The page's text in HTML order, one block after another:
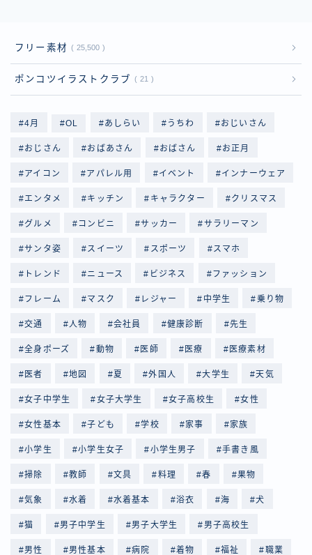
フリー素材 25,500
ポンコツイラストクラブ 21
4月 OL あしらい うちわ おじいさん
おじさん おばあさん おばさん お正月
アイコン アパレル用 イベント インナーウェア
エンタメ キッチン キャラクター クリスマス
グルメ コンビニ サッカー サラリーマン
サンタ姿 スイーツ スポーツ スマホ
トレンド ニュース ビジネス ファッション
フレーム マスク レジャー 中学生 乗り物
交通 人物 会社員 健康診断 先生
全身ポーズ 動物 医師 医療 医療素材
医者 地図 夏 外国人 大学生 天気
女子中学生 女子大学生 女子高校生 女性
女性基本 子ども 学校 家事 家族
小学生 小学生女子 小学生男子 手書き風
掃除 教師 文具 料理 春 果物
気象 水着 水着基本 浴衣 海 犬
猫 男子中学生 男子大学生 男子高校生
男性 男性基本 病院 着物 福祉 職業